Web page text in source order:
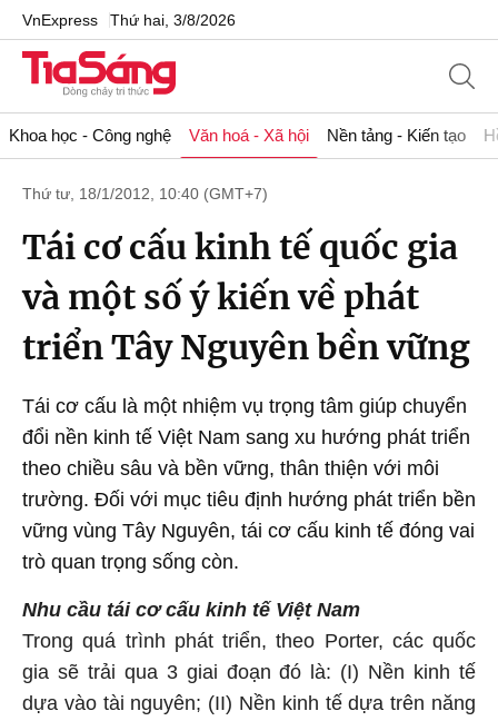
VnExpress Thứ hai, 3/8/2026
Khoa học - Công nghệ Văn hoá - Xã hội Nền tảng - Kiến tạo
Thứ tư, 18/1/2012, 10:40 (GMT+7)
Tái cơ cấu kinh tế quốc gia
và một số ý kiến về phát
triển Tây Nguyên bền vững
Tái cơ cấu là một nhiệm vụ trọng tâm giúp chuyển
đổi nền kinh tế Việt Nam sang xu hướng phát triển
theo chiều sâu và bền vững, thân thiện với môi
trường. Đối với mục tiêu định hướng phát triển bền
vững vùng Tây Nguyên, tái cơ cấu kinh tế đóng vai
trò quan trọng sống còn.
Nhu cầu tái cơ cấu kinh tế Việt Nam
Trong quá trình phát triển, theo Porter, các quốc
gia sẽ trải qua 3 giai đoạn đó là: (I) Nền kinh tế
dựa vào tài nguyên; (II) Nền kinh tế dựa trên năng